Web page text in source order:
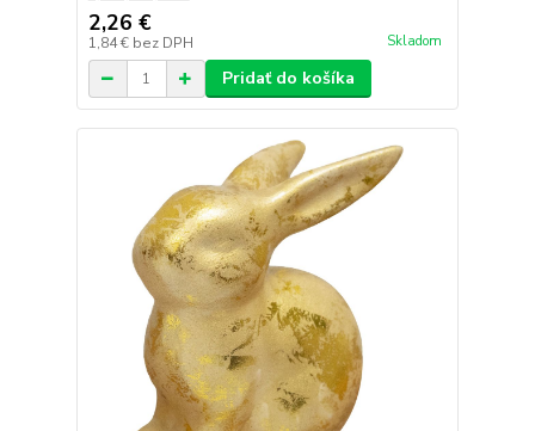
2,26 €
1,84 € bez DPH Skladom
Pridať do košíka